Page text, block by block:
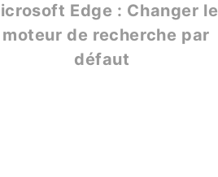
Edge : Changer le
moteur de recherche par
défaut